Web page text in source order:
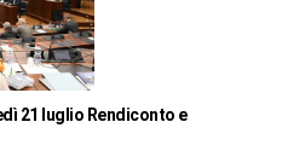
21 luglio Rendiconto e